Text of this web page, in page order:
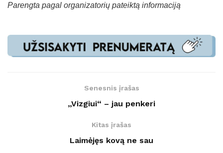
Parengta pagal organizatorių pateiktą informaciją
Senesnis įrašas
„Vizgiui“ – jau penkeri
Kitas įrašas
Laimėjęs kovą ne sau